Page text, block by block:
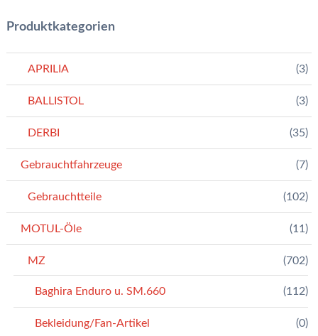
Produktkategorien
APRILIA (3)
BALLISTOL (3)
DERBI (35)
Gebrauchtfahrzeuge (7)
Gebrauchtteile (102)
MOTUL-Öle (11)
MZ (702)
Baghira Enduro u. SM.660 (112)
Bekleidung/Fan-Artikel (0)